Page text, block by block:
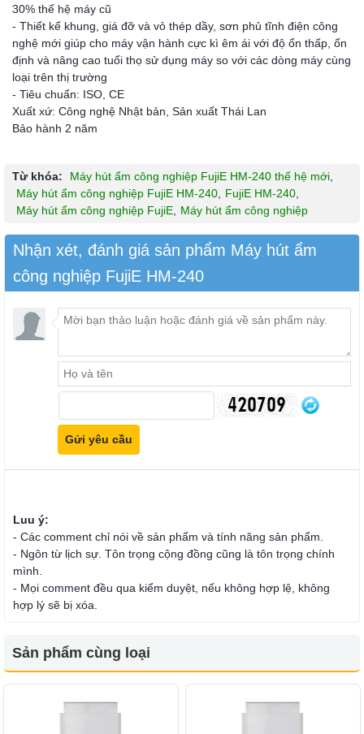
30% thế hệ máy cũ
- Thiết kế khung, giá đỡ và vỏ thép dầy, sơn phủ tĩnh điện công
nghệ mới giúp cho máy vận hành cực kì êm ái với độ ổn thấp, ổn
định và nâng cao tuổi thọ sử dụng máy so với các dòng máy cùng
loại trên thị trường
- Tiêu chuẩn: ISO, CE
Xuất xứ: Công nghệ Nhật bản, Sản xuất Thái Lan
Bảo hành 2 năm
Từ khóa: Máy hút ẩm công nghiệp FujiE HM-240 thế hệ mới,
Máy hút ẩm công nghiệp FujiE HM-240, FujiE HM-240,
Máy hút ẩm công nghiệp FujiE, Máy hút ẩm công nghiệp
Nhận xét, đánh giá sản phẩm Máy hút ẩm
công nghiệp FujiE HM-240
Luu ý:
- Các comment chỉ nói về sản phẩm và tính năng sản phẩm.
- Ngôn từ lịch sự. Tôn trọng cộng đồng cũng là tôn trọng chính
mình.
- Mọi comment đều qua kiểm duyệt, nếu không hợp lệ, không
hợp lý sẽ bị xóa.
Sản phẩm cùng loại